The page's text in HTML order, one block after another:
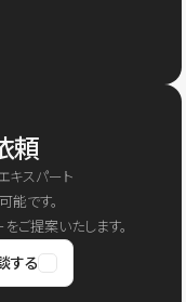
頼
キスパート
能です。
ご提案いたします。
する